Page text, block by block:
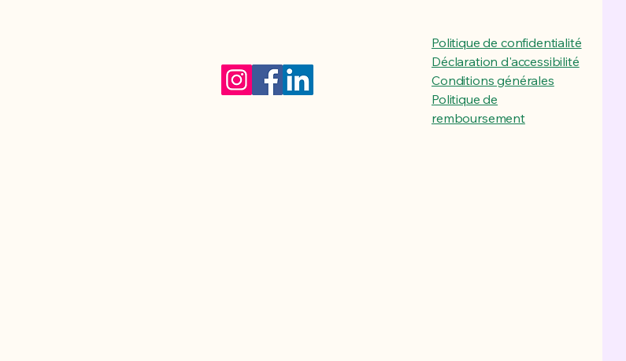
Politique de confidentialité
Déclaration d'accessibilité
Conditions générales
Politique de
remboursement